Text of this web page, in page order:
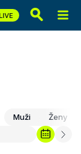
Muži
Ženy